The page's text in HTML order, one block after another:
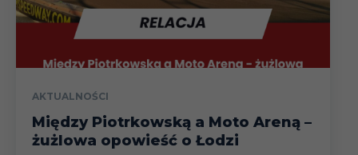
AKTUALNOŚCI
Między Piotrkowską a Moto Areną –
żużlowa opowieść o Łodzi